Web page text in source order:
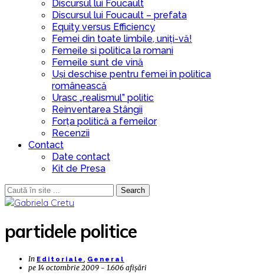
Discursul lui Foucault
Discursul lui Foucault – prefata
Equity versus Efficiency
Femei din toate limbile, uniți-vă!
Femeile si politica la romani
Femeile sunt de vină
Uși deschise pentru femei în politica
românească
Urasc „realismul” politic
Reinventarea Stângii
Forța politică a femeilor
Recenzii
Contact
Date contact
Kit de Presa
Search
partidele politice
In Editoriale , General
pe 14 octombrie 2009 - 1.606 afișări